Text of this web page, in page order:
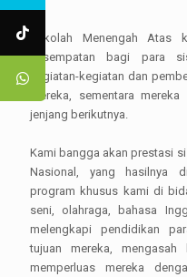
Sekolah Menengah Atas
kesempatan bagi para
kegiatan-kegiatan dan
mereka, sementara
jenjang berikutnya.
Kami bangga akan prestasi
Nasional, yang hasilnya
program khusus kami di
seni, olahraga, bahasa
melengkapi pendidikan
tujuan mereka, mengasah
memperluas mereka